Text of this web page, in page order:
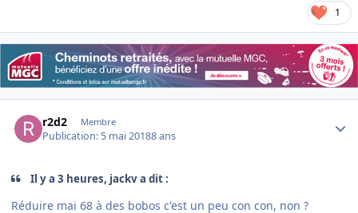
1
r2d2 Membre
Publication: 5 mai 20188 ans
Il y a 3 heures, jackv a dit :
Réduire mai 68 à des bobos c'est un peu con con, non ?